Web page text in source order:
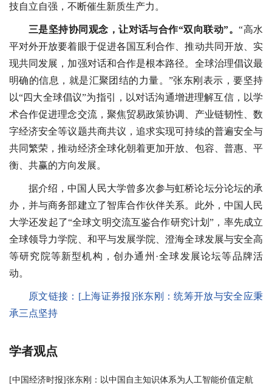
技自立自强，不断催生新质生产力。
三是坚持协同观念，让对话与合作“双向联动”。“高水
平对外开放要着眼于促进各国互利合作、推动共同开放、实
现共同发展，加强对话和合作是根本路径。全球治理倡议最
明确的信息，就是汇聚团结的力量。”张东刚表示，要坚持
以“四大全球倡议”为指引，以对话沟通增进理解互信，以学
术合作促进理念交流，聚焦贸易政策协调、产业链韧性、数
字经济安全等议题共商共议，追求实现可持续的普遍安全与
共同繁荣，推动经济全球化朝着更加开放、包容、普惠、平
衡、共赢的方向发展。
据介绍，中国人民大学曾多次参与虹桥论坛分论坛的承
办，并与商务部建立了智库合作伙伴关系。此外，中国人民
大学还发起了“全球文明交流互鉴合作研究计划”，率先成立
全球领导力学院、和平与发展学院、澄海全球发展与安全高
等研究院等新型机构，创办通州·全球发展论坛等品牌活
动。
原文链接： [上海证券报]张东刚：统筹开放与安全应秉
承三点坚持
学者观点
[中国经济时报]张东刚：以中国自主知识体系为人工智能价值定航